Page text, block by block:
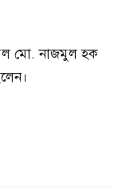
মো. নাজমুল হক